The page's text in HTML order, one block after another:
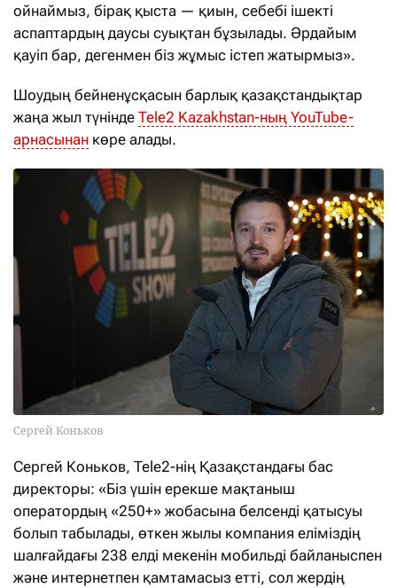
ойнаймыз, бірақ қыста — қиын, себебі ішекті
аспаптардың даусы суықтан бұзылады. Әрдайым
қауіп бар, дегенмен біз жұмыс істеп жатырмыз».
Шоудың бейненұсқасын барлық қазақстандықтар
жаңа жыл түнінде Tele2 Kazakhstan-ның YouTube-
арнасынан көре алады.
Сергей Коньков
Сергей Коньков, Tele2-нің Қазақстандағы бас
директоры: «Біз үшін ерекше мақтаныш
оператордың «250+» жобасына белсенді қатысуы
болып табылады, өткен жылы компания еліміздің
шалғайдағы 238 елді мекенін мобильді байланыспен
және интернетпен қамтамасыз етті, сол жердің